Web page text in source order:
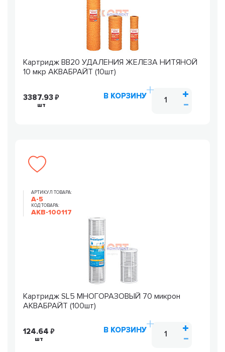
Картридж ВВ20 УДАЛЕНИЯ ЖЕЛЕЗА НИТЯНОЙ
10 мкр АКВАБРАЙТ (10шт)
3387.93
шт
В КОРЗИНУ
АРТИКУЛ ТОВАРА:
А-5
КОД ТОВАРА:
AKB-100117
Картридж SL5 МНОГОРАЗОВЫЙ 70 микрон
АКВАБРАЙТ (100шт)
124.64
шт
В КОРЗИНУ